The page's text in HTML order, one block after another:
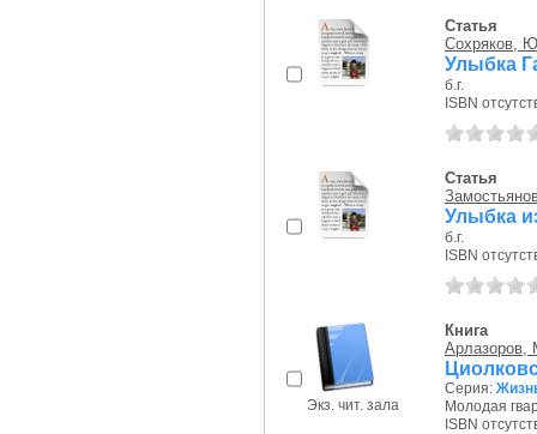
Статья
Сохряков,
Улыбка
б.г.
ISBN
Статья
Улыбка
б.г.
ISBN
Экз. чит. зала
Книга
Арлазоров,
Серия:
Молодая
ISBN